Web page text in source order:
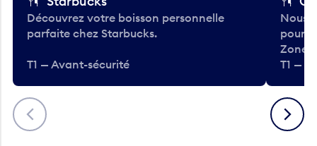
Précédent
Découvrez votre boisson personnelle
parfaite chez Starbucks.
T1 — Avant-sécurité
Nous
pour
Zone.
T1 —
Suivant